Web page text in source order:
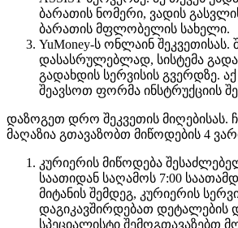
ბარათის ნომერი, ვადის
ბარათის მფლობელის სახელი.
YuMoney-ს ონლაინ შეკვეთისას.
დასასრულებლად, სისტემა
გადახდის სერვისის გვერდზე.
შეავსოთ ფორმა ინსტრუქციის
დაზოგეთ დრო შეკვეთის მიღებისას.
მაღაზია გთავაზობთ მიწოდების 4
კურიერის მიწოდება
საათიდან საღამოს 7:00
მიტანის შემდეგ, კურიერის
დაგიკავშირდებათ დეტალების
სპეციალისტი შემოგთავაზებთ